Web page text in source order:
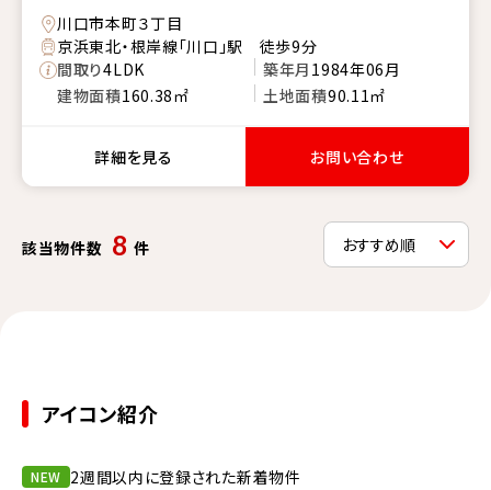
川口市本町３丁目
京浜東北・根岸線「川口」駅 徒歩9分
間取り4LDK 築年月 1984年06月
建物面積160.38㎡ 土地面積90.11㎡
詳細を見る お問い合わせ
該当物件数 8 件
アイコン紹介
NEW 2週間以内に登録された新着物件